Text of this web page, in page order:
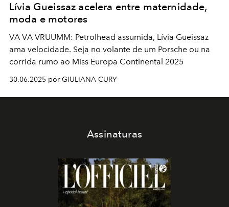
Lívia Gueissaz acelera entre maternidade,
moda e motores
VA VA VRUUMM: Petrolhead assumida, Lívia Gueissaz
ama velocidade. Seja no volante de um Porsche ou na
corrida rumo ao Miss Europa Continental 2025
30.06.2025 por GIULIANA CURY
Assinaturas